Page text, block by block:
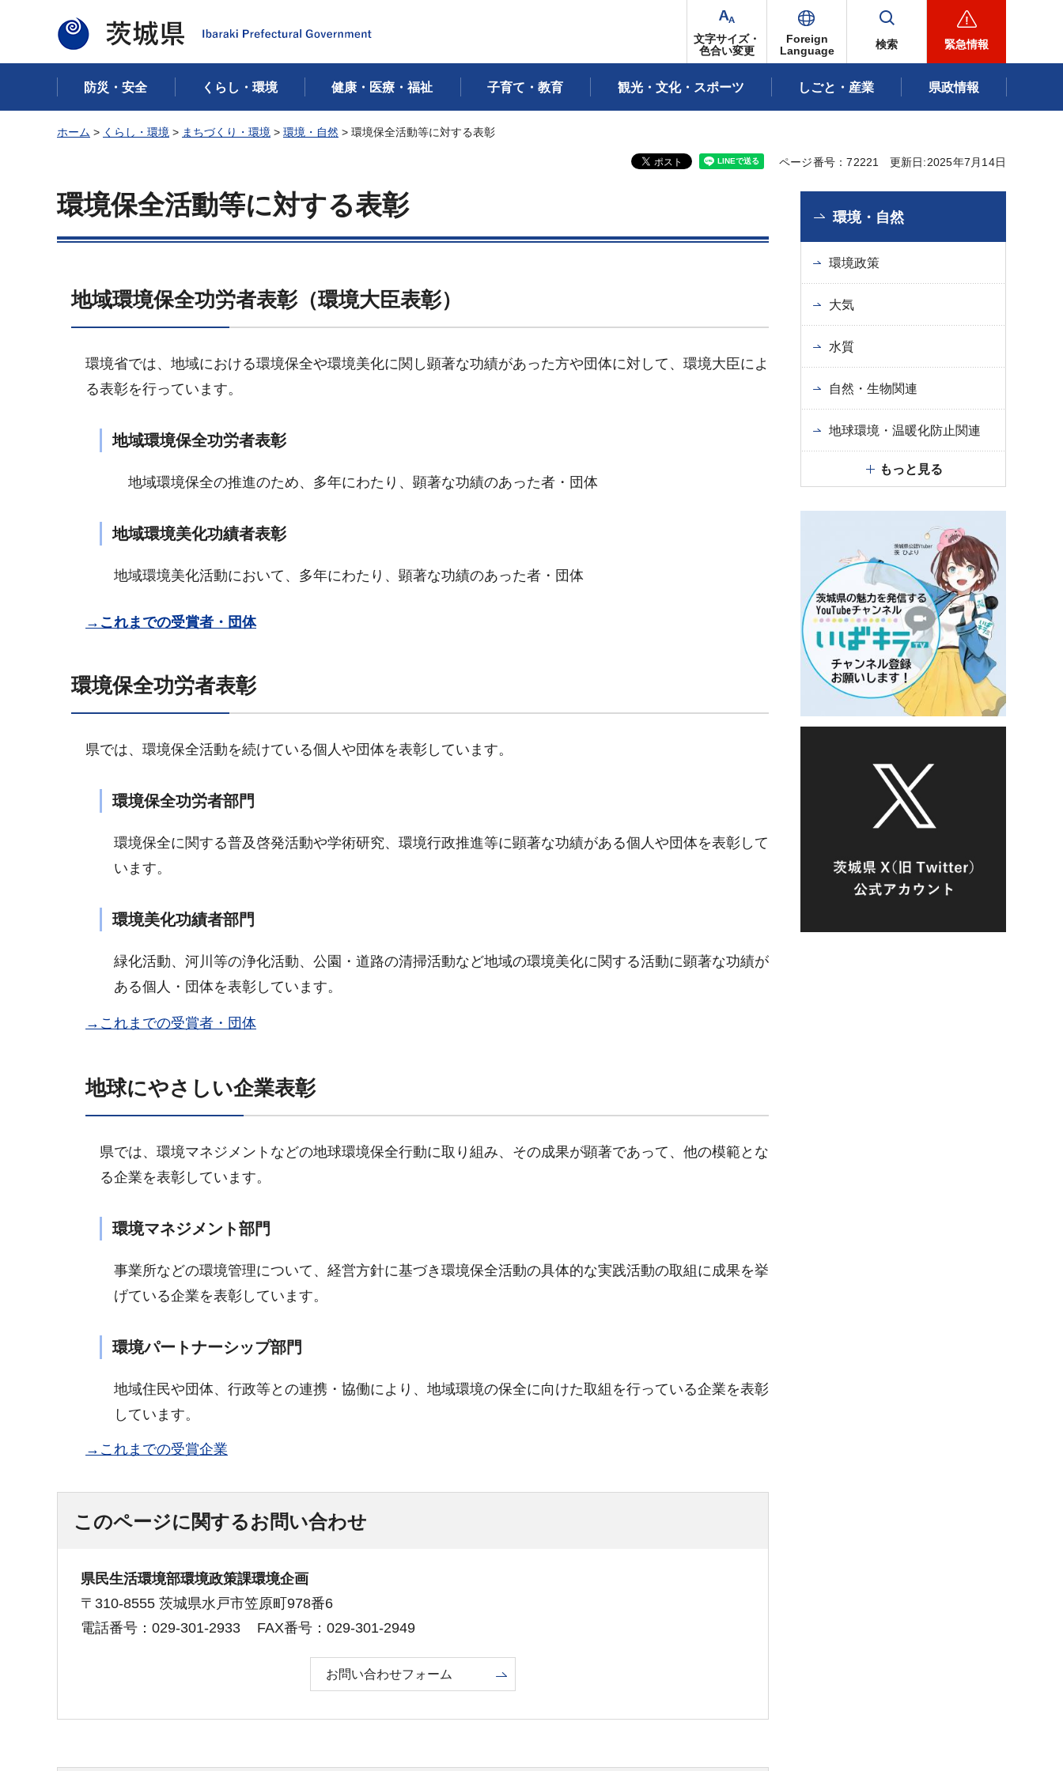
茨城県
文字サイズ・
色合い変更
Foreign
Language
検索 緊急情報
防災・安全 くらし・環境 健康・医療・福祉 子育て・教育 観光・文化・スポーツ しごと・産業 県政情報
ホーム > くらし・環境 > まちづくり・環境 > 環境・自然 > 環境保全活動等に対する表彰
ページ番号：72221 更新日:2025年7月14日
環境保全活動等に対する表彰
地域環境保全功労者表彰（環境大臣表彰）
環境省では、地域における環境保全や環境美化に関し顕著な功績があった方や団体に対して、環境大臣によ
る表彰を行っています。
地域環境保全功労者表彰
地域環境保全の推進のため、多年にわたり、顕著な功績のあった者・団体
地域環境美化功績者表彰
地域環境美化活動において、多年にわたり、顕著な功績のあった者・団体
→これまでの受賞者・団体
環境保全功労者表彰
県では、環境保全活動を続けている個人や団体を表彰しています。
環境保全功労者部門
環境保全に関する普及啓発活動や学術研究、環境行政推進等に顕著な功績がある個人や団体を表彰して
います。
環境美化功績者部門
緑化活動、河川等の浄化活動、公園・道路の清掃活動など地域の環境美化に関する活動に顕著な功績が
ある個人・団体を表彰しています。
→これまでの受賞者・団体
地球にやさしい企業表彰
県では、環境マネジメントなどの地球環境保全行動に取り組み、その成果が顕著であって、他の模範とな
る企業を表彰しています。
環境マネジメント部門
事業所などの環境管理について、経営方針に基づき環境保全活動の具体的な実践活動の取組に成果を挙
げている企業を表彰しています。
環境パートナーシップ部門
地域住民や団体、行政等との連携・協働により、地域環境の保全に向けた取組を行っている企業を表彰
しています。
→これまでの受賞企業
このページに関するお問い合わせ
県民生活環境部環境政策課環境企画
〒310-8555 茨城県水戸市笠原町978番6
電話番号：029-301-2933
FAX番号：029-301-2949
お問い合わせフォーム
環境・自然
環境政策
大気
水質
自然・生物関連
地球環境・温暖化防止関連
もっと見る